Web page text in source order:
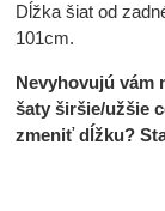
Dĺžka šiat od
101cm.
Nevyhovujú vám
šaty širšie/užšie
zmeniť dĺžku?